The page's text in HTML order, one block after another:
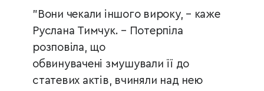
"Вони чекали іншого вироку, – каже
Руслана Тимчук. – Потерпіла
розповіла, що
обвинувачені змушували її до
статевих актів, вчиняли над нею